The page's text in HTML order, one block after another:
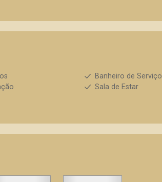
Banheiro de Serviço
Sala de Estar